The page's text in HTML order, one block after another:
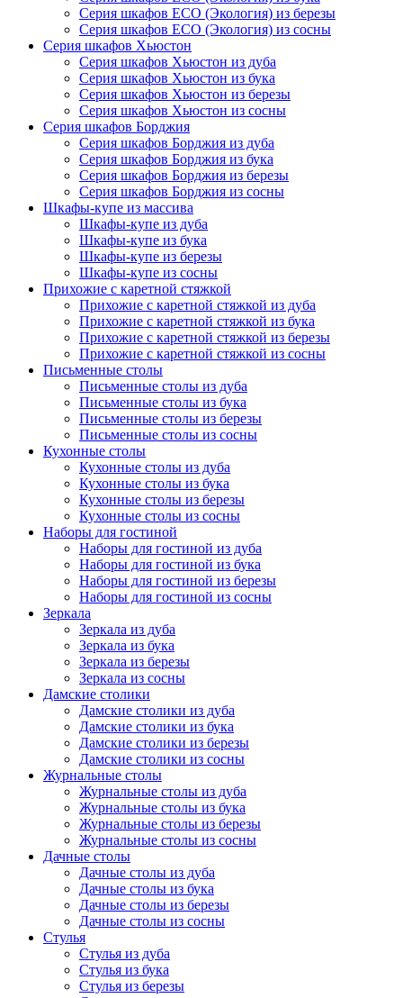
Серия шкафов ECO (Экология) из березы
Серия шкафов ECO (Экология) из сосны
Серия шкафов Хьюстон
Серия шкафов Хьюстон из дуба
Серия шкафов Хьюстон из бука
Серия шкафов Хьюстон из березы
Серия шкафов Хьюстон из сосны
Серия шкафов Борджия
Серия шкафов Борджия из дуба
Серия шкафов Борджия из бука
Серия шкафов Борджия из березы
Серия шкафов Борджия из сосны
Шкафы-купе из массива
Шкафы-купе из дуба
Шкафы-купе из бука
Шкафы-купе из березы
Шкафы-купе из сосны
Прихожие с каретной стяжкой
Прихожие с каретной стяжкой из дуба
Прихожие с каретной стяжкой из бука
Прихожие с каретной стяжкой из березы
Прихожие с каретной стяжкой из сосны
Письменные столы
Письменные столы из дуба
Письменные столы из бука
Письменные столы из березы
Письменные столы из сосны
Кухонные столы
Кухонные столы из дуба
Кухонные столы из бука
Кухонные столы из березы
Кухонные столы из сосны
Наборы для гостиной
Наборы для гостиной из дуба
Наборы для гостиной из бука
Наборы для гостиной из березы
Наборы для гостиной из сосны
Зеркала
Зеркала из дуба
Зеркала из бука
Зеркала из березы
Зеркала из сосны
Дамские столики
Дамские столики из дуба
Дамские столики из бука
Дамские столики из березы
Дамские столики из сосны
Журнальные столы
Журнальные столы из дуба
Журнальные столы из бука
Журнальные столы из березы
Журнальные столы из сосны
Дачные столы
Дачные столы из дуба
Дачные столы из бука
Дачные столы из березы
Дачные столы из сосны
Стулья
Стулья из дуба
Стулья из бука
Стулья из березы